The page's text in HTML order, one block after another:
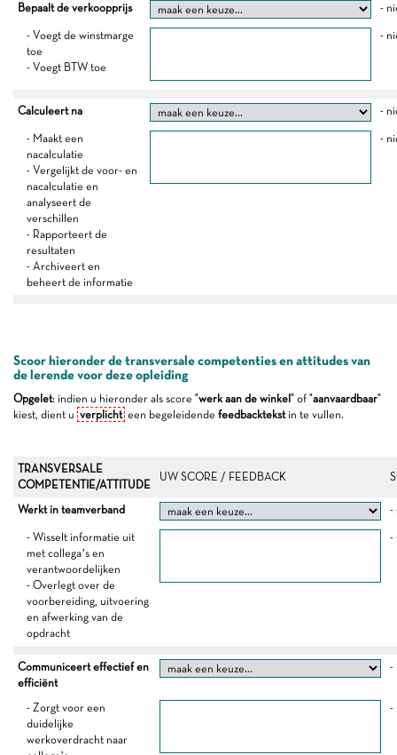
Bepaalt de verkoopprijs -
- Voegt de winstmarge
toe
- Voegt BTW toe
-
Calculeert na -
- Maakt een
nacalculatie
- Vergelijkt de voor- en
nacalculatie en
analyseert de
verschillen
- Rapporteert de
resultaten
- Archiveert en
beheert de informatie
-
Scoor hieronder de transversale competenties en attitudes van
de lerende voor deze opleiding
Opgelet: indien u hieronder als score "werk aan de winkel " of "aanvaardbaar"
kiest, dient u verplicht een begeleidende feedbacktekstin te vullen.
TRANSVERSALE
COMPETENTIE/ATTITUDE
UW SCORE / FEEDBACK
Werkt in teamverband -
- Wisselt informatie uit
met collega’s en
verantwoordelijken
- Overlegt over de
voorbereiding, uitvoering
en afwerking van de
opdracht
-
Communiceert effectief en
efficiënt
-
- Zorgt voor een
duidelijke
werkoverdracht naar
-